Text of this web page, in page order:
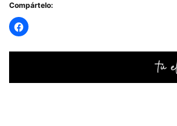
Compártelo: